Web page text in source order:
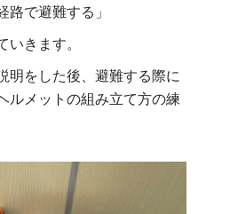
路で避難する」
きます。
明をした後、避難する際に
ルメットの組み立て方の練